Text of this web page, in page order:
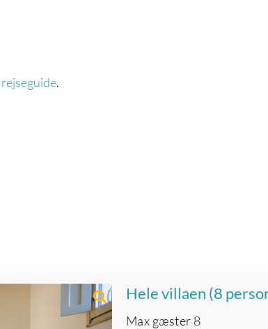
rejseguide.
Hele villaen (8
Max gæster 8